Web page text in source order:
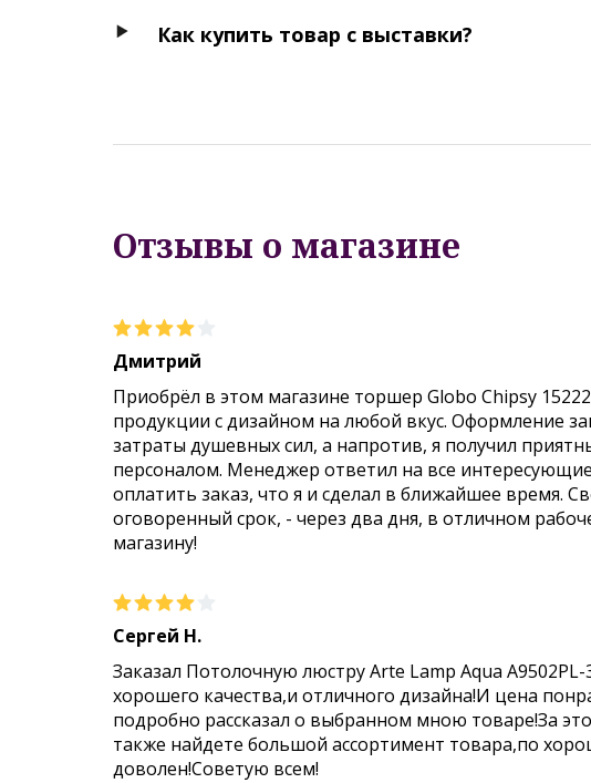
Как купить товар с выставки?
Отзывы о магазине
Дмитрий
Приобрёл в этом магазине торшер Globo Chipsy
продукции с дизайном на любой вкус. Оформление
затраты душевных сил, а напротив, я получил
персоналом. Менеджер ответил на все
оплатить заказ, что я и сделал в ближайшее время.
оговоренный срок, - через два дня, в отличном
магазину!
Сергей Н.
Заказал Потолочную люстру Arte Lamp Aqua
хорошего качества,и отличного дизайна!И цена
подробно рассказал о выбранном мною товаре!За
также найдете большой ассортимент товара,по
доволен!Советую всем!